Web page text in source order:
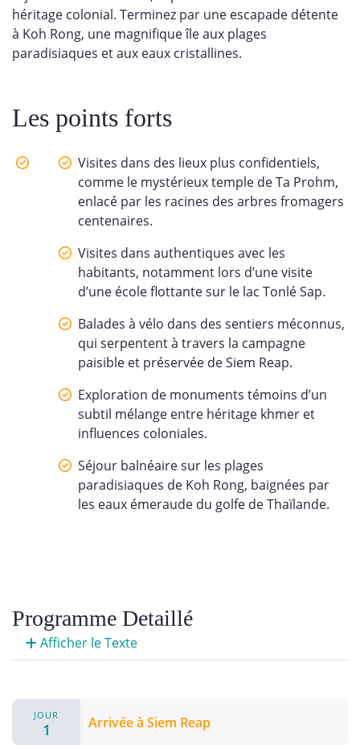
héritage colonial. Terminez par une escapade détente
à Koh Rong, une magnifique île aux plages
paradisiaques et aux eaux cristallines.
Les points forts
Visites dans des lieux plus confidentiels,
comme le mystérieux temple de Ta Prohm,
enlacé par les racines des arbres fromagers
centenaires.
Visites dans authentiques avec les
habitants, notamment lors d’une visite
d’une école flottante sur le lac Tonlé Sap.
Balades à vélo dans des sentiers méconnus,
qui serpentent à travers la campagne
paisible et préservée de Siem Reap.
Exploration de monuments témoins d’un
subtil mélange entre héritage khmer et
influences coloniales.
Séjour balnéaire sur les plages
paradisiaques de Koh Rong, baignées par
les eaux émeraude du golfe de Thaïlande.
Programme Detaillé
Afficher le Texte
JOUR
1 Arrivée à Siem Reap